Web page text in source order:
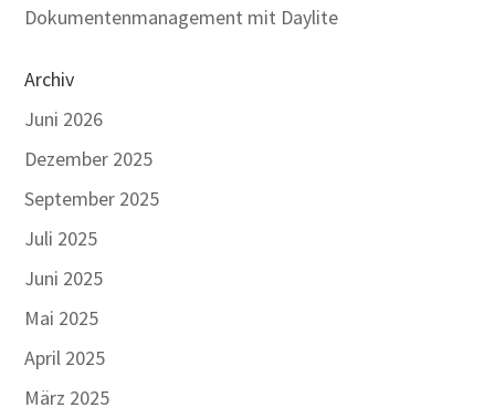
Dokumentenmanagement mit Daylite
Archiv
Juni 2026
Dezember 2025
September 2025
Juli 2025
Juni 2025
Mai 2025
April 2025
März 2025